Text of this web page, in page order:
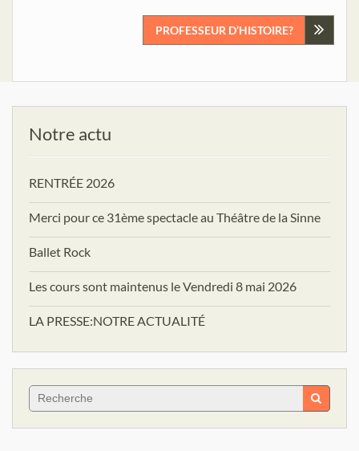
PROFESSEUR D’HISTOIRE?
Notre actu
RENTRÉE 2026
Merci pour ce 31ème spectacle au Théâtre de la Sinne
Ballet Rock
Les cours sont maintenus le Vendredi 8 mai 2026
LA PRESSE:NOTRE ACTUALITÉ
Search
for: